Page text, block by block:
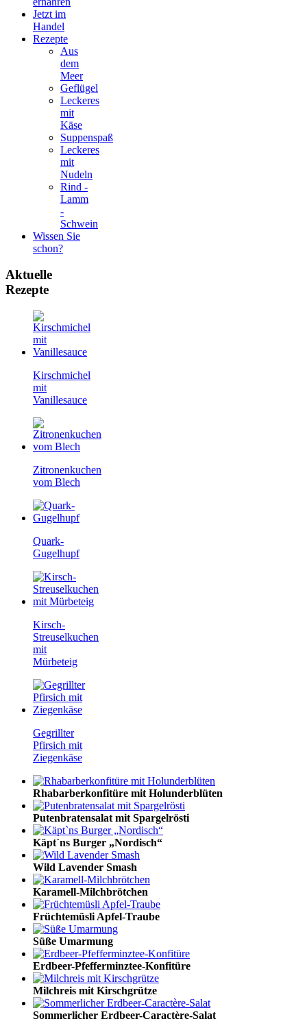
Jetzt im
Handel
Rezepte
Aus
dem
Meer
Geflügel
Leckeres
mit
Käse
Suppenspaß
Leckeres
mit
Nudeln
Rind -
Lamm
-
Schwein
Wissen Sie
schon?
Aktuelle
Rezepte
Kirschmichel
mit
Vanillesauce
Zitronenkuchen
vom Blech
Quark-
Gugelhupf
Kirsch-
Streuselkuchen
mit
Mürbeteig
Gegrillter
Pfirsich mit
Ziegenkäse
Rhabarberkonfitüre mit Holunderblüten
Putenbratensalat mit Spargelrösti
Käpt`ns Burger „Nordisch“
Wild Lavender Smash
Karamell-Milchbrötchen
Früchtemüsli Apfel-Traube
Süße Umarmung
Erdbeer-Pfefferminztee-Konfitüre
Milchreis mit Kirschgrütze
Sommerlicher Erdbeer-Caractère-Salat